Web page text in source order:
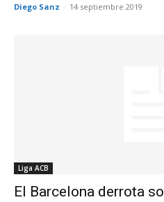
Diego Sanz - 14 septiembre 2019
Liga ACB
El Barcelona derrota